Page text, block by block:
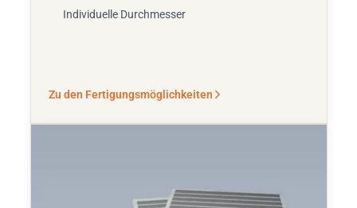
Individuelle Durchmesser
Zu den Fertigungsmöglichkeiten